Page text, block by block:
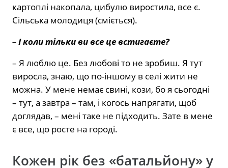
картоплі накопала, цибулю виростила, все є.
Сільська молодиця (сміється).
– І коли тільки ви все це встигаєте?
– Я люблю це. Без любові то не зробиш. Я тут
виросла, знаю, що по-іншому в селі жити не
можна. У мене немає свині, кози, бо я сьогодні
– тут, а завтра – там, і когось напрягати, щоб
доглядав, – мені таке не підходить. Зате в мене
є все, що росте на городі.
Кожен рік без «батальйону» у